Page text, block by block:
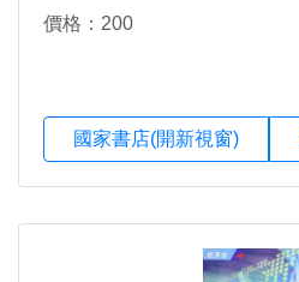
價格：200
國家書店(開新視窗)